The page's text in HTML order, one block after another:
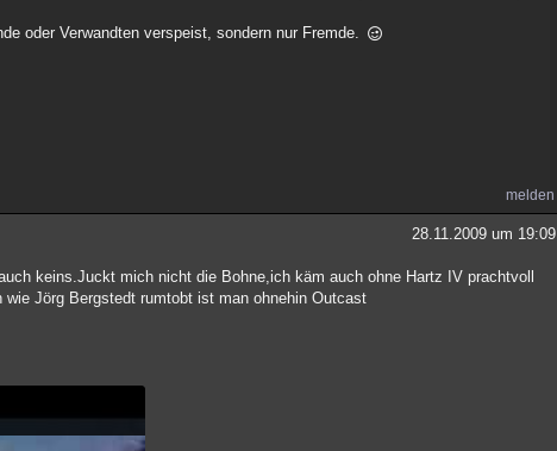
oder Verwandten verspeist, sondern nur Fremde.
melden
28.11.2009 um 19:09
keins.Juckt mich nicht die Bohne,ich käm auch ohne Hartz IV prachtvoll
Jörg Bergstedt rumtobt ist man ohnehin Outcast